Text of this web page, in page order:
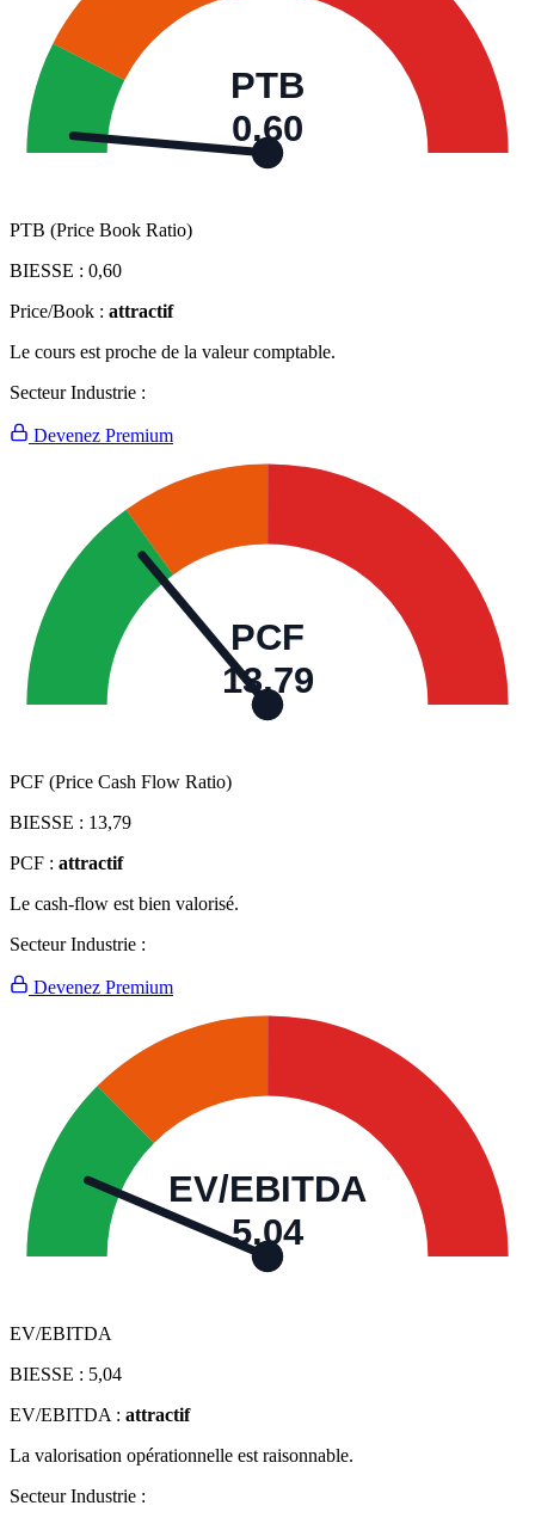
PTB
0,60
PTB (Price Book Ratio)
BIESSE : 0,60
Price/Book : attractif
Le cours est proche de la valeur comptable.
Secteur Industrie :
Devenez Premium
PCF
13,79
PCF (Price Cash Flow Ratio)
BIESSE : 13,79
PCF : attractif
Le cash-flow est bien valorisé.
Secteur Industrie :
Devenez Premium
EV/EBITDA
5,04
EV/EBITDA
BIESSE : 5,04
EV/EBITDA : attractif
La valorisation opérationnelle est raisonnable.
Secteur Industrie :